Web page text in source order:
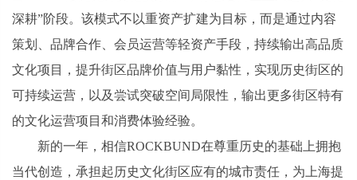
深耕”阶段。该模式不以重资产扩建为目标，而是通过内容
策划、品牌合作、会员运营等轻资产手段，持续输出高品质
文化项目，提升街区品牌价值与用户黏性，实现历史街区的
可持续运营，以及尝试突破空间局限性，输出更多街区特有
的文化运营项目和消费体验经验。
新的一年，相信ROCKBUND在尊重历史的基础上拥抱
当代创造，承担起历史文化街区应有的城市责任，为上海提